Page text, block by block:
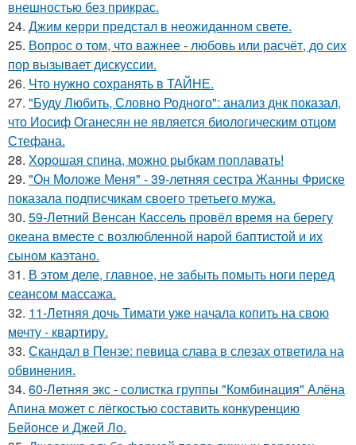
внешностью без прикрас.
24. Джим керри предстал в неожиданном свете.
25. Вопрос о том, что важнее - любовь или расчёт, до сих
пор вызывает дискуссии.
26. Что нужно сохранять в ТАЙНЕ.
27. "Буду Любить, Словно Родного": анализ днк показал,
что Иосиф Оганесян не является биологическим отцом
Стефана.
28. Хорошая спина, можно рыбкам поплавать!
29. "Он Моложе Меня" - 39-летняя сестра Жанны Фриске
показала подписчикам своего третьего мужа.
30. 59-Летний Венсан Кассель провёл время на берегу
океана вместе с возлюбленной нарой баптистой и их
сыном каэтано.
31. В этом деле, главное, не забыть помыть ноги перед
сеансом массажа.
32. 11-Летняя дочь Тимати уже начала копить на свою
мечту - квартиру.
33. Скандал в Пензе: певица слава в слезах ответила на
обвинения.
34. 60-Летняя экс - солистка группы "Комбинация" Алёна
Апина может с лёгкостью составить конкуренцию
Бейонсе и Джей Ло.